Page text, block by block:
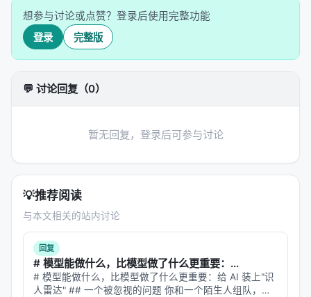
"优化一个供应链网络"——目标是多重的，最优解
是模糊的。
评估质量的连续值（如"运行时间减少了30%"）——但
没有二元对错的判定。这就形成了一个巨大的训练盲
核心洞察：评分也是信号
Lin团队的第一个洞察是：
对对错，但仍然包含信息。如果你运行一个算法十
次，得到十个不同的评分，这些评分的相对高低本身
就告诉你哪些尝试更好。
想参与讨论或点赞？登录后使用完整功能
登录 完整版
💬 讨论回复（0）
暂无回复，登录后可参与讨论
💡推荐阅读
与本文相关的站内讨论
回复
# 模型能做什么，比模型做了什么更重要：...
# 模型能做什么，比模型做了什么更重要：给 AI 装上"识
人雷达" ## 一个被忽视的问题 你和一个陌生人组队，要